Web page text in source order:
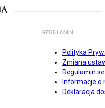
REGULAMIN
Polityka
Zmiana
Regulamin
Informacje o
Deklaracja